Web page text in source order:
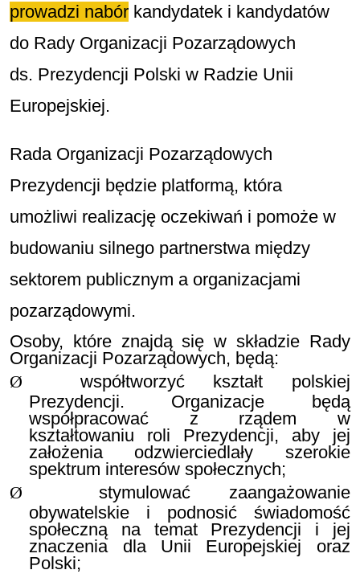
prowadzi nabór kandydatek i kandydatów
do Rady Organizacji Pozarządowych
ds. Prezydencji Polski w Radzie Unii
Europejskiej.
Rada Organizacji Pozarządowych
Prezydencji będzie platformą, która
umożliwi realizację oczekiwań i pomoże w
budowaniu silnego partnerstwa między
sektorem publicznym a organizacjami
pozarządowymi.
Osoby, które znajdą się w składzie Rady
Organizacji Pozarządowych, będą:
Ø
współtworzyć kształt polskiej
Prezydencji. Organizacje będą
współpracować z rządem w
kształtowaniu roli Prezydencji, aby jej
założenia odzwierciedlały szerokie
spektrum interesów społecznych;
Ø
stymulować zaangażowanie
obywatelskie i podnosić świadomość
społeczną na temat Prezydencji i jej
znaczenia dla Unii Europejskiej oraz
Polski;